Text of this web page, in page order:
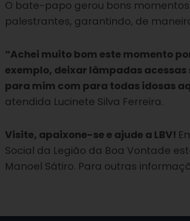
O bate-papo gerou bons
palestrantes, garantindo, de
“Achei muito bom este momento
exemplo, deixar lâmpadas
para mim com para todas idosas
atendida Lucinete Silva Ferreira.
Visite, apaixone-se e ajude a LBV!
Social da Legião da Boa Vontade
Manoel Sátiro. Para outras